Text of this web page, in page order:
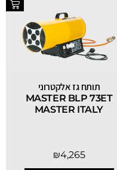
תותח גז אלקטרוני
MASTER BLP 73ET
MASTER ITALY
₪4,265